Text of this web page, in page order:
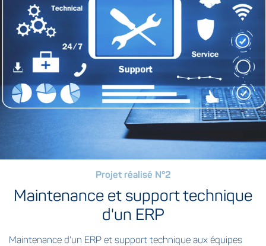
Projet réalisé N°2
Maintenance et support technique
d'un ERP
Maintenance d'un ERP et support technique aux équipes